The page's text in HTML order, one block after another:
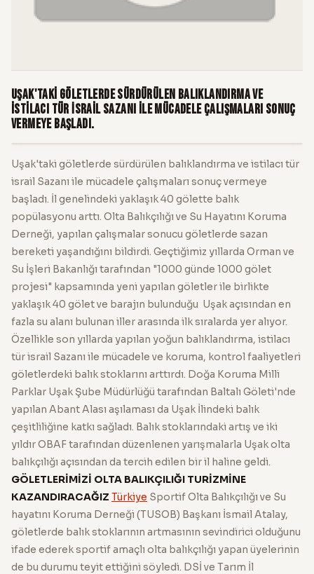
Uşak'taki göletlerde sürdürülen balıklandırma ve
istilacı tür İsrail Sazanı ile mücadele çalışmaları sonuç
vermeye başladı.
Uşak'taki göletlerde sürdürülen balıklandırma ve istilacı tür
israil Sazanı ile mücadele çalışmaları sonuç vermeye
başladı. İl genelindeki yaklaşık 40 gölette balık
popülasyonu arttı. Olta Balıkçılığı ve Su Hayatını Koruma
Derneği, yapılan çalışmalar sonucu göletlerde sazan
bereketi yaşandığını bildirdi. Geçtiğimiz yıllarda Orman ve
Su İşleri Bakanlığı tarafından "1000 günde 1000 gölet
projesi" kapsamında yeni yapılan göletler ile birlikte
yaklaşık 40 gölet ve barajın bulunduğu Uşak açısından en
fazla su alanı bulunan iller arasında ilk sıralarda yer alıyor.
Özellikle son yıllarda yapılan yoğun balıklandırma, istilacı
tür israil Sazanı ile mücadele ve koruma, kontrol faaliyetleri
göletlerdeki balık stoklarını arttırdı. Doğa Koruma Milli
Parklar Uşak Şube Müdürlüğü tarafından Baltalı Göleti'nde
yapılan Abant Alası aşılaması da Uşak İlindeki balık
çeşitliliğine katkı sağladı. Balık stoklarındaki artış ve iki
yıldır OBAF tarafından düzenlenen yarışmalarla Uşak olta
balıkçılığı açısından da tercih edilen bir il haline geldi.
GÖLETLERİMİZİ OLTA BALIKÇILIĞI TURİZMİNE
KAZANDIRACAĞIZ Türkiye Sportif Olta Balıkçılığı ve Su
hayatını Koruma Derneği (TUSOB) Başkanı İsmail Atalay,
göletlerde balık stoklarının artmasının sevindirici olduğunu
ifade ederek sportif amaçlı olta balıkçılığı yapan üyelerinin
de bu durumu teyit ettiğini söyledi. DSİ ve Tarım İl